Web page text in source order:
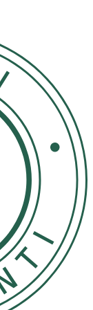
Små barn
Detta
under långa
när
före
varje
inte
detta kan
fäst
safety.
of fluids
temperature
of damage
out of the
laces
strangled. •